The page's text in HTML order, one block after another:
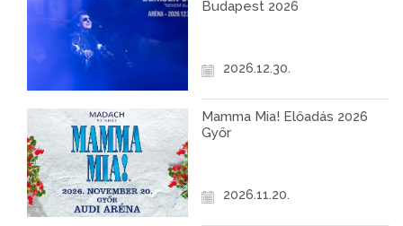
Budapest 2026
2026.12.30.
Mamma Mia! Előadás 2026
Győr
2026.11.20.